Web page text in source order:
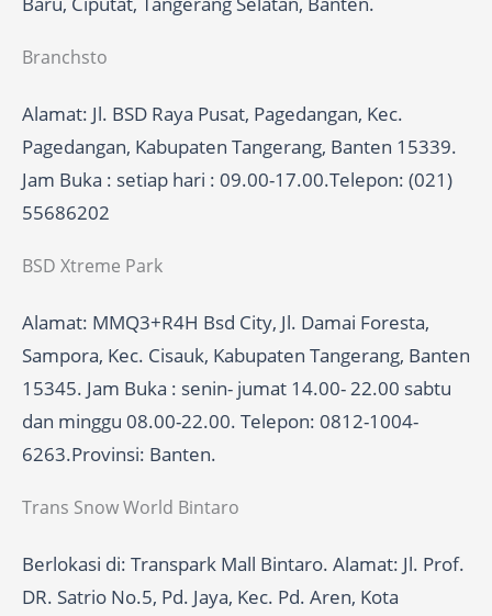
Branchsto
Alamat: Jl. BSD Raya Pusat, Pagedangan, Kec.
Pagedangan, Kabupaten Tangerang, Banten 15339.
Jam Buka : setiap hari : 09.00-17.00.Telepon: (021)
55686202
BSD Xtreme Park
Alamat: MMQ3+R4H Bsd City, Jl. Damai Foresta,
Sampora, Kec. Cisauk, Kabupaten Tangerang, Banten
15345. Jam Buka : senin- jumat 14.00- 22.00 sabtu
dan minggu 08.00-22.00. Telepon: 0812-1004-
6263.Provinsi: Banten.
Trans Snow World Bintaro
Berlokasi di: Transpark Mall Bintaro. Alamat: Jl. Prof.
DR. Satrio No.5, Pd. Jaya, Kec. Pd. Aren, Kota